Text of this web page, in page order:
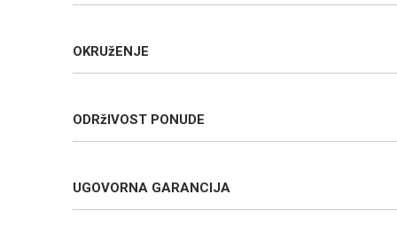
OKRUžENJE
ODRžIVOST PONUDE
UGOVORNA GARANCIJA